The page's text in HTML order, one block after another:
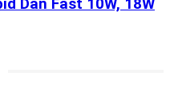
Dan Fast 10W, 18W